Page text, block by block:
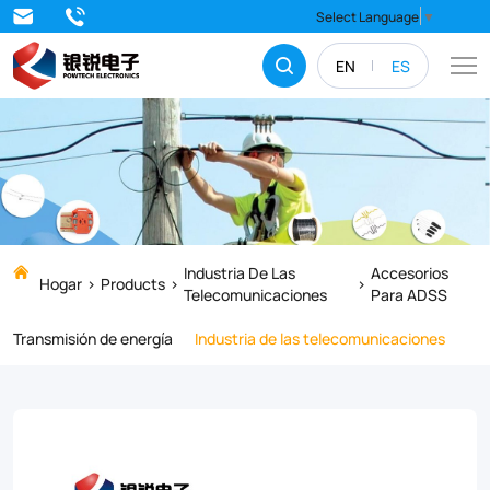
EN ES
Select Language ▼
The
suspension
sets
is
designed
to
gently,
but
support
Hogar Products
Industria De Las
Telecomunicaciones
Accesorios
Para ADSS
Transmisión de energía
Industria de las telecomunicaciones